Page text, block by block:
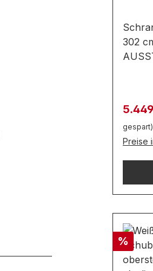
302
Griff
eine
oder
gespart)
Preise
Rabatt
%